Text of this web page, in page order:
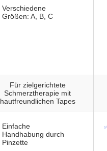
Verschiedene
Größen: A, B, C
Für zielgerichtete
Schmerztherapie mit
hautfreundlichen Tapes
Einfache
Handhabung durch
Pinzette